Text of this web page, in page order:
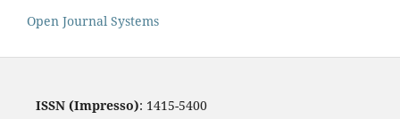
Open Journal Systems
ISSN (Impresso): 1415-5400